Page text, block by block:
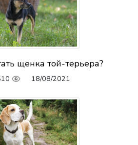
щенка той-терьера?
18/08/2021